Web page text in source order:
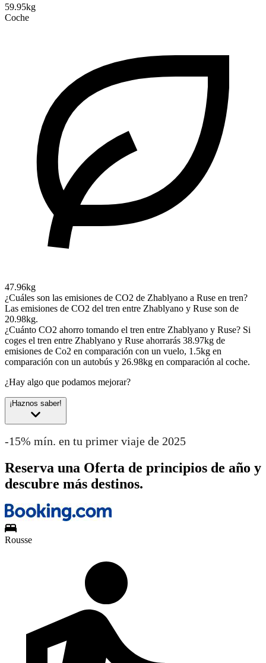
59.95kg
Coche
47.96kg
¿Cuáles son las emisiones de CO2 de Zhablyano a Ruse en tren?
Las emisiones de CO2 del tren entre Zhablyano y Ruse son de
20.98kg.
¿Cuánto CO2 ahorro tomando el tren entre Zhablyano y Ruse? Si
coges el tren entre Zhablyano y Ruse ahorrarás 38.97kg de
emisiones de Co2 en comparación con un vuelo, 1.5kg en
comparación con un autobús y 26.98kg en comparación al coche.
¿Hay algo que podamos mejorar?
¡Haznos saber!
-15% mín. en tu primer viaje de 2025
Reserva una Oferta de principios de año y
descubre más destinos.
Rousse